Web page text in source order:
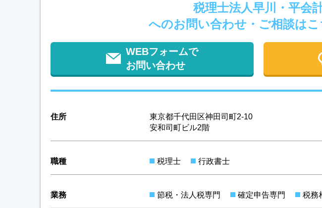
税理士法人早川・平会
へのお問い合わせ・ご相談は
WEBフォームで
お問い合わせ
住所
東京都千代田区神田司町2-10
安和司町ビル2階
職種 税理士 行政書士
業務 節税・法人税専門 確定申告専門 税務